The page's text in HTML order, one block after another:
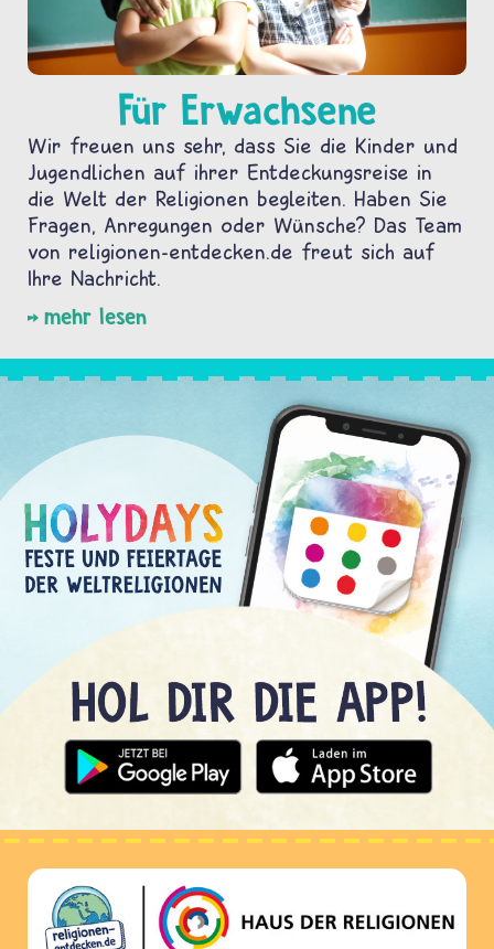
Für Erwachsene
Wir freuen uns sehr, dass Sie die Kinder und
Jugendlichen auf ihrer Entdeckungsreise in
die Welt der Religionen begleiten. Haben Sie
Fragen, Anregungen oder Wünsche? Das Team
von religionen-entdecken.de freut sich auf
Ihre Nachricht.
mehr lesen